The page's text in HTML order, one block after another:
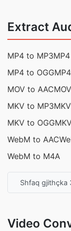
Extract
MP4 to MP3
MP4 to OGG
MOV to AAC
MKV to MP3
MKV to OGG
WebM to AAC
WebM to M4A
Shfaq gjithçka
Video